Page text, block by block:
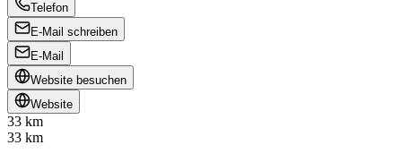
Telefon
E-Mail schreiben
E-Mail
Website besuchen
Website
33 km
33 km